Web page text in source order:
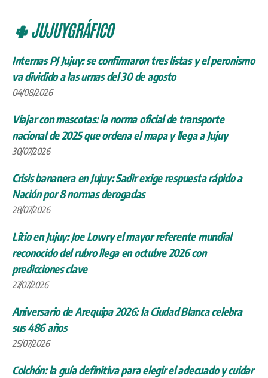
🌵 JUJUYGRÁFICO
Internas PJ Jujuy: se confirmaron tres listas y el peronismo
va dividido a las urnas del 30 de agosto
04/08/2026
Viajar con mascotas: la norma oficial de transporte
nacional de 2025 que ordena el mapa y llega a Jujuy
30/07/2026
Crisis bananera en Jujuy: Sadir exige respuesta rápido a
Nación por 8 normas derogadas
28/07/2026
Litio en Jujuy: Joe Lowry el mayor referente mundial
reconocido del rubro llega en octubre 2026 con
predicciones clave
27/07/2026
Aniversario de Arequipa 2026: la Ciudad Blanca celebra
sus 486 años
25/07/2026
Colchón: la guía definitiva para elegir el adecuado y cuidar